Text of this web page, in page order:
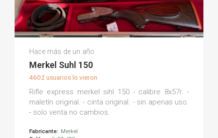
Fran S.
(0)
Hace más de un año
Merkel Suhl 150
4602 usuarios lo vieron
Rifle express merkel sihl 150 - calibre 8x57r. -
maletín original. - cinta original. - sin apenas uso.
- solo venta no cambios.
Fabricante: Merkel